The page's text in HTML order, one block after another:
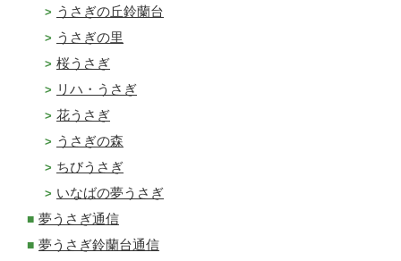
うさぎの丘鈴蘭台
うさぎの里
桜うさぎ
リハ・うさぎ
花うさぎ
うさぎの森
ちびうさぎ
いなばの夢うさぎ
夢うさぎ通信
夢うさぎ鈴蘭台通信